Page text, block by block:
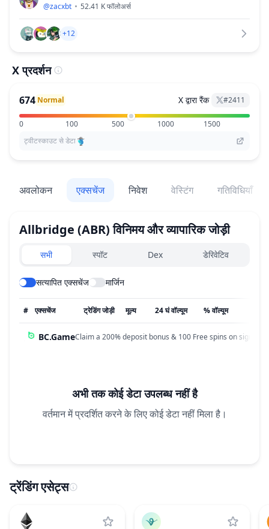
@zacxbt 52.41 Kफॉलोअर्स
+12
X प्रदर्शन
674 Normal X द्वारा रैंक #2411
0 100 500 1000
1500
ट्वीटस्काउट से डेटा
अवलोकन एक्सचेंज निवेश वेस्टिंग गतिविधियाँ
Allbridge (ABR) विनिमय और व्यापारिक जोड़ी
Exchanges type
सभी स्पॉट Dex डेरिवेटिव
सत्यापित एक्सचेंज मार्जिन
# एक्सचेंज ट्रेडिंग जोड़ी मूल्य 24 घं वॉल्यूम % वॉल्यूम
BC.GameClaim a 200% deposit bonus & 100 Free spins on sign up!
अभी तक कोई डेटा उपलब्ध नहीं है
वर्तमान में प्रदर्शित करने के लिए कोई डेटा नहीं मिला है।
ट्रेंडिंग एसेट्स